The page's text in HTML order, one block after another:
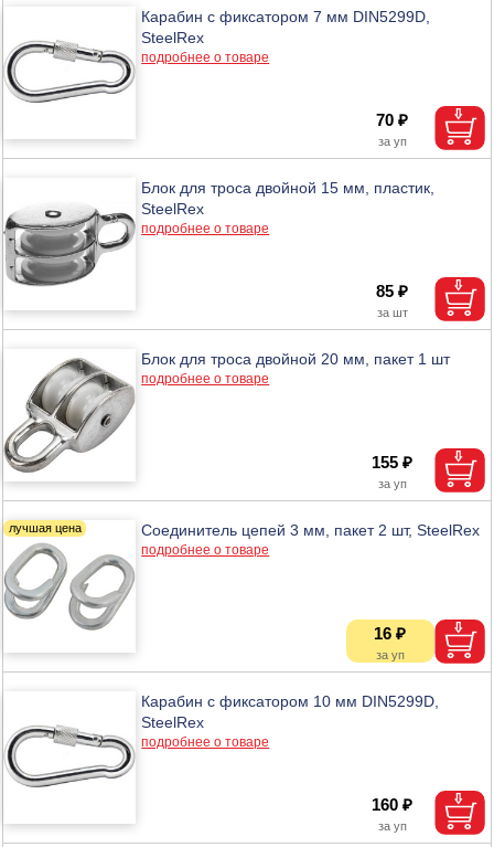
Карабин с фиксатором 7 мм DIN5299D,
SteelRex
подробнее о товаре
70 ₽
Блок для троса двойной 15 мм, пластик,
SteelRex
подробнее о товаре
85 ₽
Блок для троса двойной 20 мм, пакет 1 шт
подробнее о товаре
155 ₽
Соединитель цепей 3 мм, пакет 2 шт, SteelRex
подробнее о товаре
16 ₽
Карабин с фиксатором 10 мм DIN5299D,
SteelRex
подробнее о товаре
160 ₽